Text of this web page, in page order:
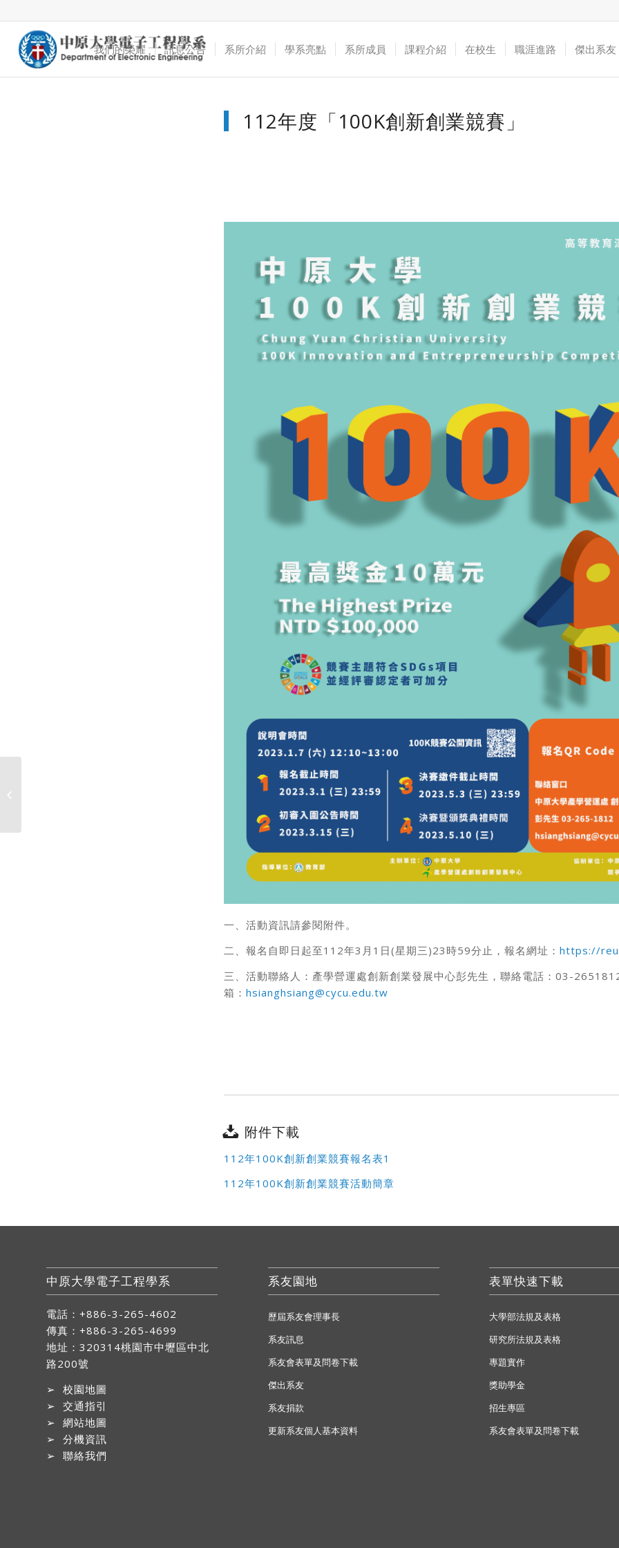
我們的榮耀 訊息公告 系所介紹 學系亮點 系所成員 課程介紹 在校生 職涯進路 傑出系友
112年度「100K創新創業競賽」
一、活動資訊請參閱附件。
二、報名自即日起至112年3月1日(星期三)23時59分止，報名網址： https://
三、活動聯絡人：產學營運處創新創業發展中心彭先生，聯絡電話：03-
箱： hsianghsiang@cycu.edu.tw
附件下載
112年100K創新創業競賽報名表1
112年100K創新創業競賽活動簡章
中原大學電子工程學系
電話：+886-3-265-4602
傳真：+886-3-265-4699
地址： 320314桃園市中壢區中北
路200號
➢ 校園地圖
➢ 交通指引
➢ 網站地圖
➢ 分機資訊
➢ 聯絡我們
系友園地
歷屆系友會理事長
系友訊息
系友會表單及問卷下載
傑出系友
系友捐款
更新系友個人基本資料
表單快速下載
大學部法規及表格
研究所法規及表格
專題實作
獎助學金
招生專區
系友會表單及問卷下載